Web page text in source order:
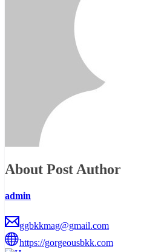
About Post Author
admin
ggbkkmag@gmail.com
https://gorgeousbkk.com